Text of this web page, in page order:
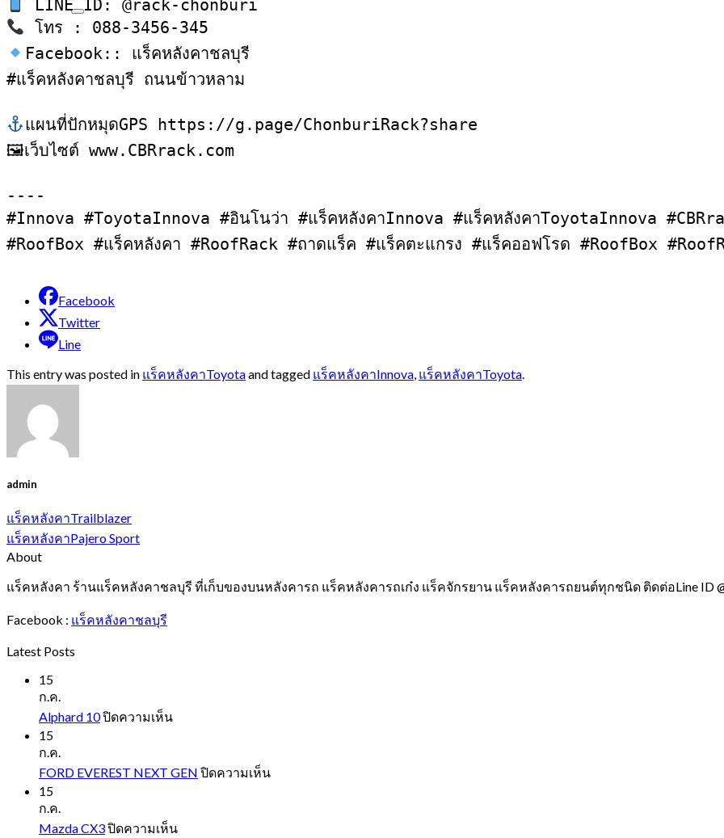
Facebook:: แร็คหลังคาชลบุรี
#แร็คหลังคาชลบุรี ถนนข้าวหลาม
แผนที่ปักหมุดGPS https://g.page/ChonburiRack?share
🖼เว็บไซต์ www.CBRrack.com
----
#Innova #ToyotaInnova #อินโนว่า #แร็คหลังคาInnova #แร็คหลังคาToyotaInnova
#RoofBox #แร็คหลังคา #RoofRack #ถาดแร็ค #แร็คตะแกรง #แร็คออฟโรด #RoofBox
Facebook
Twitter
Line
This entry was posted in แร็คหลังคาToyotaand tagged แร็คหลังคาInnova, แร็คหลังคาToyota.
admin
แร็คหลังคาTrailblazer
แร็คหลังคาPajero Sport
About
แร็คหลังคา ร้านแร็คหลังคาชลบุรี ที่เก็บของบนหลังคารถ แร็คหลังคารถเก๋ง แร็คจักรยาน แร็คหลังคารถยนต์ทุกชนิด ติดต่อLine ID
Facebook : แร็คหลังคาชลบุรี
Latest Posts
15
ก.ค.
Alphard 10ปิดความเห็นบน
15
ก.ค.
FORD EVEREST NEXT GEN ปิดความเห็นบน
15
ก.ค.
Mazda CX3ปิดความเห็นบน